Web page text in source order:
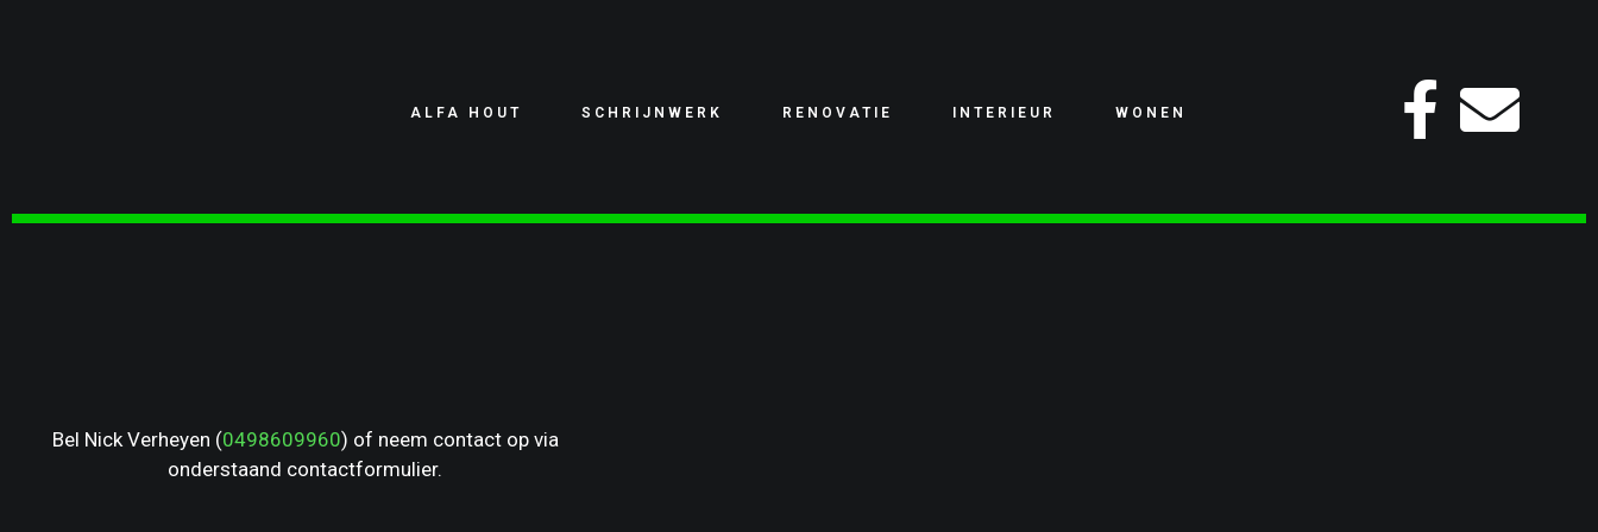
ALFA HOUT SCHRIJNWERK RENOVATIE INTERIEUR WONEN
Bel Nick Verheyen (0498609960) of neem contact op via
onderstaand contactformulier.